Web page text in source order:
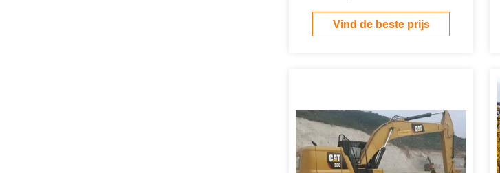
Cat307.5 7ton Crawler Excavator te
Vind de beste prijs